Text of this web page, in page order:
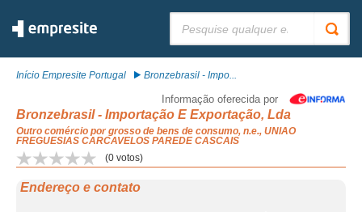
Início Empresite Portugal Bronzebrasil - Impo...
Informação oferecida por
Bronzebrasil - Importação E Exportação, Lda
Outro comércio por grosso de bens de consumo, n.e., UNIAO
FREGUESIAS CARCAVELOS PAREDE CASCAIS
(0 votos)
Endereço e contato